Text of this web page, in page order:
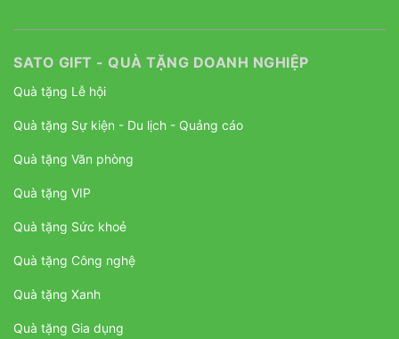
SATO GIFT - QUÀ TẶNG DOANH NGHIỆP
Quà tặng Lễ hội
Quà tặng Sự kiện - Du lịch - Quảng cáo
Quà tặng Văn phòng
Quà tặng VIP
Quà tặng Sức khoẻ
Quà tặng Công nghệ
Quà tặng Xanh
Quà tặng Gia dụng